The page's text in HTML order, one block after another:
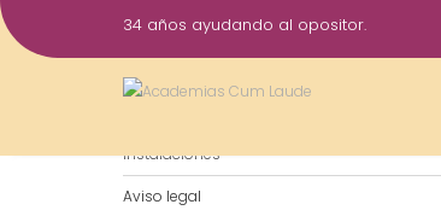
Saltar
al
34 años ayudando al opositor.
Instalaciones
Aviso legal